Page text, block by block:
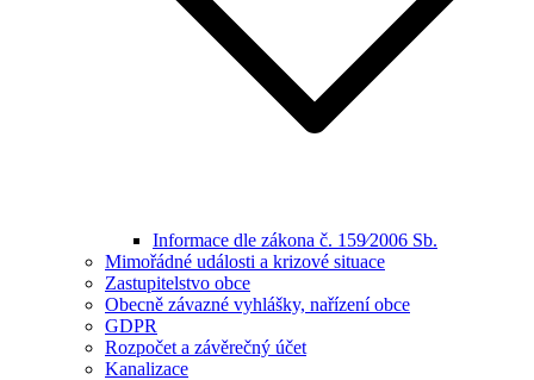
Informace dle zákona č. 159⁄2006 Sb.
Mimořádné události a krizové situace
Zastupitelstvo obce
Obecně závazné vyhlášky, nařízení obce
GDPR
Rozpočet a závěrečný účet
Kanalizace